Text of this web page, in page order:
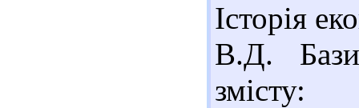
Історія
В.Д.